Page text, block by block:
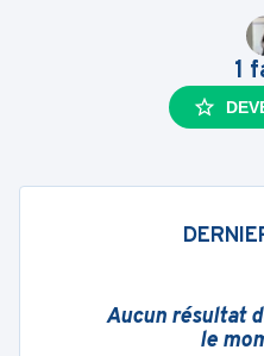
1
Aucun résultat
le